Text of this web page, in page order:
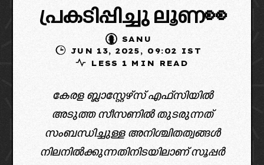
പ്രകടിപ്പിച്ചു ലൂണ👀
SANU
JUN 13, 2025, 09:02 IST
LESS 1 MIN READ
കേരള ബ്ലാസ്റ്റേഴ്സ് എഫ്സിയിൽ
അടുത്ത സീസണിൽ തുടരുന്നത്
സംബന്ധിച്ചുള്ള അനിശ്ചിതത്വങ്ങൾ
നിലനിൽക്കുന്നതിനിടയിലാണ് സൂപ്പർ